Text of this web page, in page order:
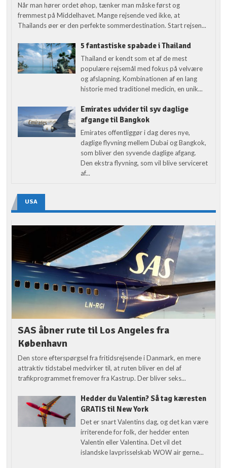
Når man hører ordet øhop, tænker man måske først og
fremmest på Middelhavet. Mange rejsende ved ikke, at
Thailands øer er den perfekte sommerdestination. Start rejsen...
5 fantastiske spabade i Thailand
Thailand er kendt som et af de mest
populære rejsemål med fokus på velvære
og afslapning. Kombinationen af en lang
historie med traditionel medicin, en unik...
Emirates udvider til syv daglige
afgange til Bangkok
Emirates offentliggør i dag deres nye,
daglige flyvning mellem Dubai og Bangkok,
som bliver den syvende daglige afgang.
Den ekstra flyvning, som vil blive serviceret
af...
USA
SAS åbner rute til Los Angeles fra
København
Den store efterspørgsel fra fritidsrejsende i Danmark, en mere
attraktiv tidstabel medvirker til, at ruten bliver en del af
trafikprogrammet fremover fra Kastrup. Der bliver seks...
Hedder du Valentin? Så tag kæresten
GRATIS til New York
Det er snart Valentins dag, og det kan være
irriterende for folk, der hedder enten
Valentin eller Valentina. Det vil det
islandske lavprisselskab WOW air gerne...